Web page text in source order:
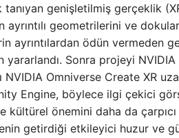
tanıyan genişletilmiş gerçeklik
ayrıntılı geometrilerini ve
ayrıntılardan ödün vermeden
yararlandı. Sonra projeyi
Omniverse Create XR
Engine, böylece ilgi çekici
kültürel önemini daha da
getirdiği etkileyici huzur ve